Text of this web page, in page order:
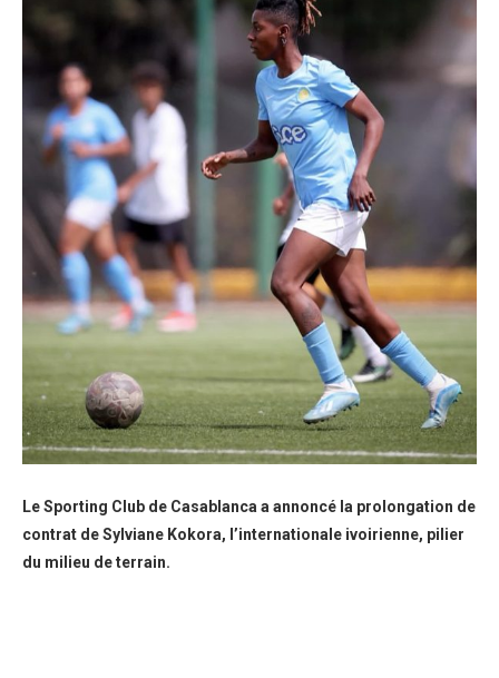
Le Sporting Club de Casablanca a annoncé la prolongation de
contrat de Sylviane Kokora, l’internationale ivoirienne, pilier
du milieu de terrain.